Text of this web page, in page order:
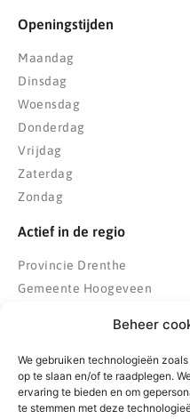
Beheer
We gebruiken technologieën
op te slaan en/of te raadplegen.
ervaring te bieden en om
te stemmen met deze
Openingstijden
Maandag
Dinsdag
Woensdag
Donderdag
Vrijdag
Zaterdag
Zondag
Actief in de regio
Provincie Drenthe
Gemeente Hoogeveen
Gemeente Midden-Drenthe
Gemeente Noordenveld
Gemeente Noordoostpolder
Gemeente Steenwijkerland